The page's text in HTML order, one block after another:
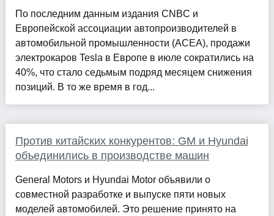
По последним данным издания CNBC и
Европейской ассоциации автопроизводителей в
автомобильной промышленности (ACEA), продажи
электрокаров Tesla в Европе в июле сократились на
40%, что стало седьмым подряд месяцем снижения
позиций. В то же время в год...
Против китайских конкурентов: GM и Hyundai
объединились в производстве машин
General Motors и Hyundai Motor объявили о
совместной разработке и выпуске пяти новых
моделей автомобилей. Это решение принято на